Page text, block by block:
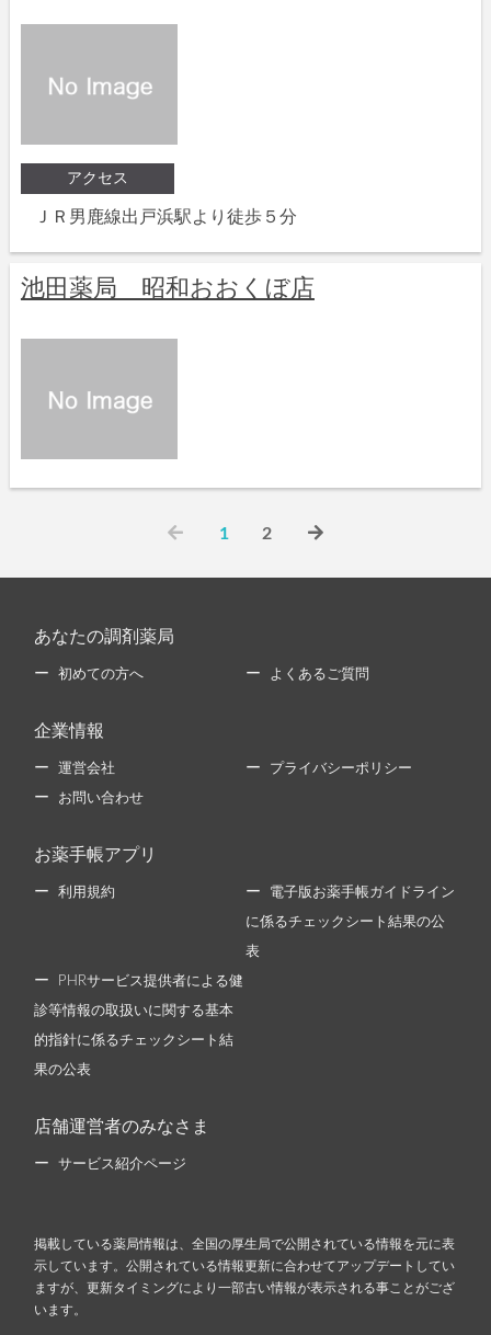
アクセス
ＪＲ男鹿線出戸浜駅より徒歩５分
池田薬局 昭和おおくぼ店
1 2
あなたの調剤薬局
初めての方へ よくあるご質問
企業情報
運営会社 プライバシーポリシー
お問い合わせ
お薬手帳アプリ
利用規約 電子版お薬手帳ガイドライン
に係るチェックシート結果の公
表
PHRサービス提供者による健
診等情報の取扱いに関する基本
的指針に係るチェックシート結
果の公表
店舗運営者のみなさま
サービス紹介ページ
掲載している薬局情報は、全国の厚生局で公開されている情報を元に表
示しています。公開されている情報更新に合わせてアップデートしてい
ますが、更新タイミングにより一部古い情報が表示される事ことがござ
います。